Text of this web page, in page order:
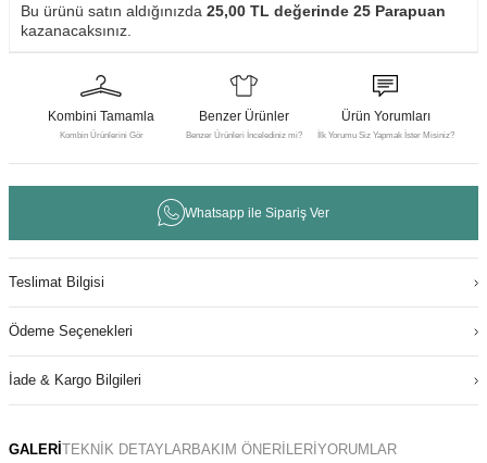
GALERİ TEKNİK DETAYLARBAKIM ÖNERİLERİ YORUMLAR
Bu ürünü satın aldığınızda 25,00 TL değerinde 25 Parapuan
kazanacaksınız.
Kombini Tamamla
Kombin Ürünlerini Gör
Benzer Ürünler
Benzer Ürünleri İncelediniz mi?
Ürün Yorumları
İlk Yorumu Siz Yapmak İster Misiniz?
Whatsapp ile Sipariş Ver
Teslimat Bilgisi
Ödeme Seçenekleri
İade & Kargo Bilgileri